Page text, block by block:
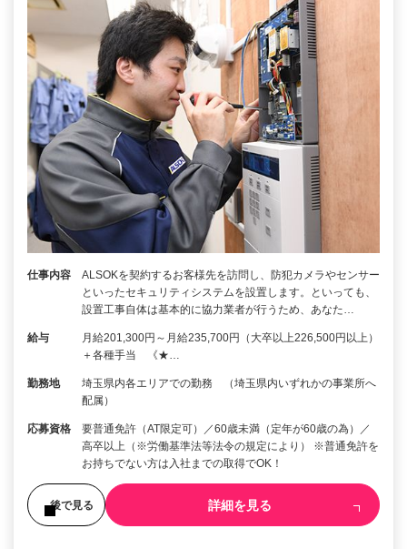
仕事内容
ALSOKを契約するお客様先を訪問し、防犯カメラやセンサー
といったセキュリティシステムを設置します。といっても、
設置工事自体は基本的に協力業者が行うため、あなた…
給与
月給201,300円～月給235,700円（大卒以上226,500円以上）
＋各種手当 《★…
勤務地
埼玉県内各エリアでの勤務 （埼玉県内いずれかの事業所へ
配属）
応募資格
要普通免許（AT限定可）／60歳未満（定年が60歳の為）／
高卒以上（※労働基準法等法令の規定により） ※普通免許を
お持ちでない方は入社までの取得でOK！
後で見る 詳細を見る